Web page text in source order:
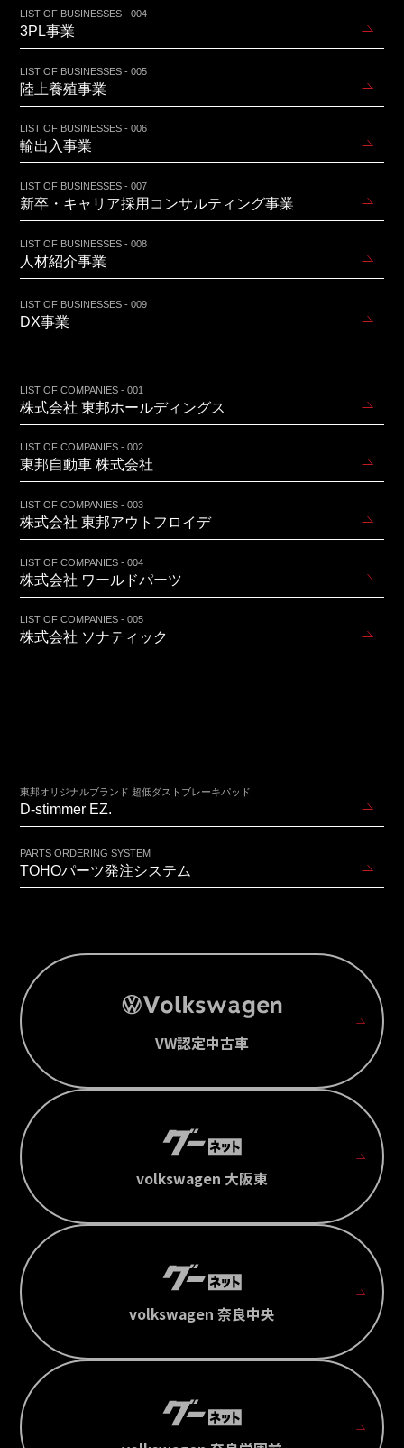
LIST OF BUSINESSES - 004
3PL事業
LIST OF BUSINESSES - 005
陸上養殖事業
LIST OF BUSINESSES - 006
輸出入事業
LIST OF BUSINESSES - 007
新卒・キャリア採用コンサルティング事業
LIST OF BUSINESSES - 008
人材紹介事業
LIST OF BUSINESSES - 009
DX事業
LIST OF COMPANIES - 001
株式会社 東邦ホールディングス
LIST OF COMPANIES - 002
東邦自動車 株式会社
LIST OF COMPANIES - 003
株式会社 東邦アウトフロイデ
LIST OF COMPANIES - 004
株式会社 ワールドパーツ
LIST OF COMPANIES - 005
株式会社 ソナティック
東邦オリジナルブランド 超低ダストブレーキパッド
D-stimmer EZ.
PARTS ORDERING SYSTEM
TOHOパーツ発注システム
VW認定中古車
volkswagen 大阪東
volkswagen 奈良中央